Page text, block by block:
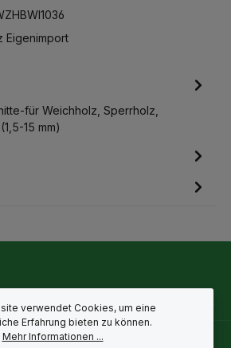
Eigenimport
für Weichholz, Sperrholz,
15 mm)
verwendet Cookies, um eine
Erfahrung bieten zu können.
Mehr Informationen ...